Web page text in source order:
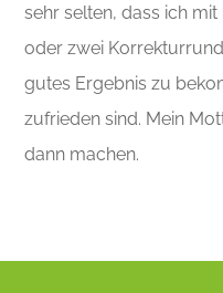
sehr selten, dass ich
oder zwei
gutes Ergebnis zu
zufrieden sind. Mein
dann machen.